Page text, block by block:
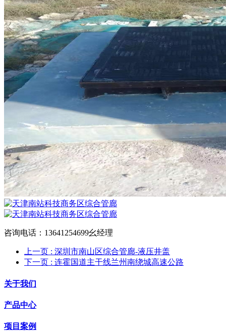
咨询电话：13641254699幺经理
上一页 : 深圳市南山区综合管廊-液压井盖
下一页 : 连霍国道主干线兰州南绕城高速公路
关于我们
产品中心
项目案例